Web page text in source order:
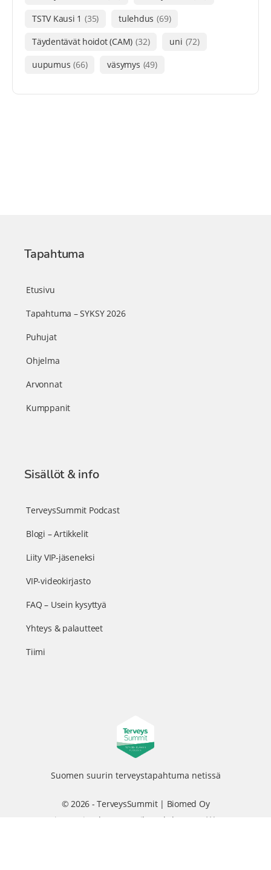
TSTV Kausi 1 (35) tulehdus (69)
Täydentävät hoidot (CAM) (32) uni (72)
uupumus (66) väsymys (49)
Tapahtuma
Etusivu
Tapahtuma – SYKSY 2026
Puhujat
Ohjelma
Arvonnat
Kumppanit
Sisällöt & info
TerveysSummit Podcast
Blogi – Artikkelit
Liity VIP-jäseneksi
VIP-videokirjasto
FAQ – Usein kysyttyä
Yhteys & palautteet
Tiimi
Suomen suurin terveystapahtuma netissä
© 2026 - TerveysSummit | Biomed Oy
Tietosuojaseloste
Tilausehdot